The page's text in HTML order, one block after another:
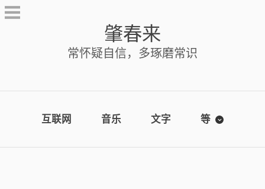
Skip
to
肇春来
常怀疑自信，多琢磨常识
互联网 音乐 文字 等